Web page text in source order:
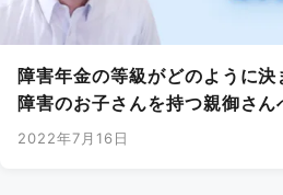
障害年金の等級がどのように
障害のお子さんを持つ親御さん
2022年7月16日